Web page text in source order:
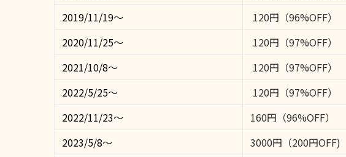
2019/11/19～
120円（96%OFF）
2020/11/25～
120円（97%OFF）
2021/10/8〜
120円（97%OFF）
2022/5/25〜
120円（97%OFF）
2022/11/23〜
160円（96%OFF）
2023/5/8〜
3000円（200円OFF)